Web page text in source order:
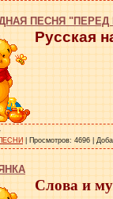
ПЕСНЯ "ПЕРЕД
Русская
Просмотров: 4696
Слова и